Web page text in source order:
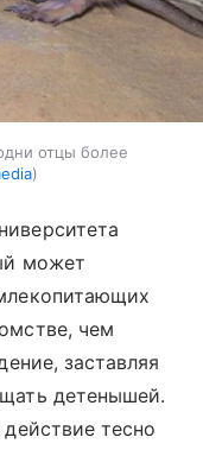
отцы более
может
чем
заставляя
детенышей.
тесно